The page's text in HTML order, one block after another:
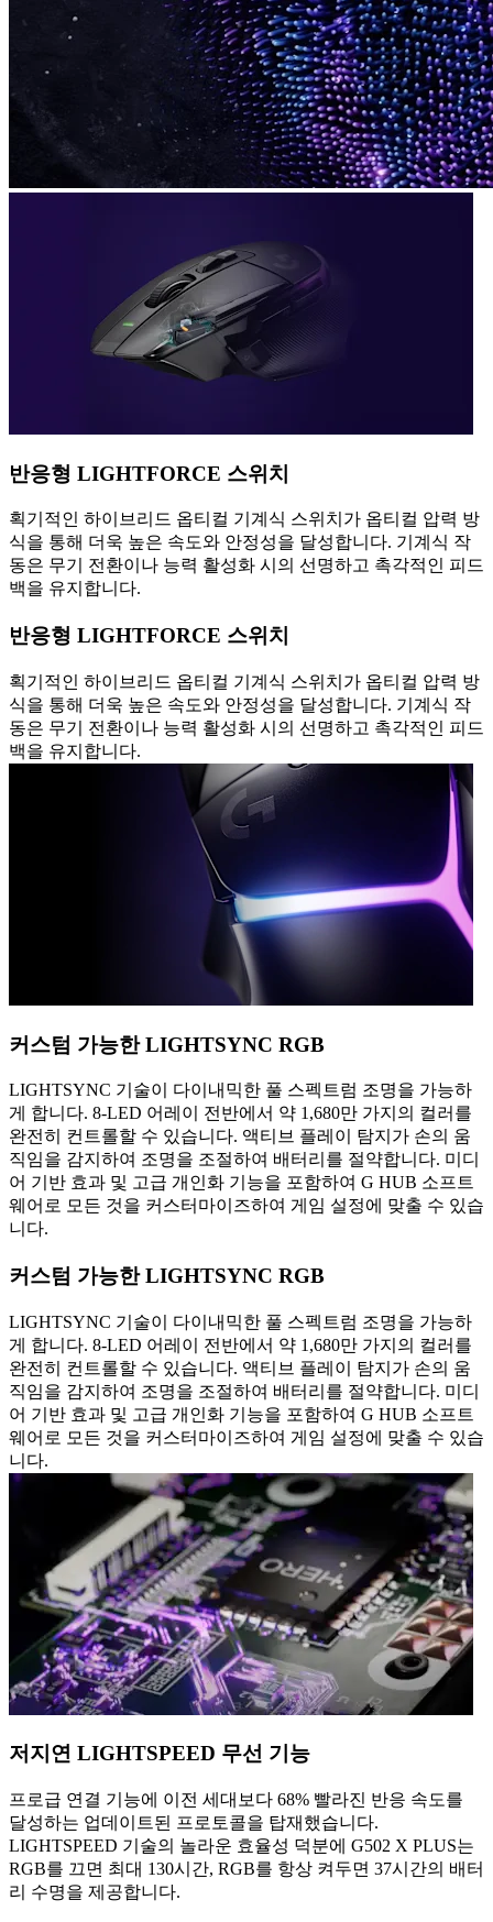
반응형 LIGHTFORCE 스위치
획기적인 하이브리드 옵티컬 기계식 스위치가 옵티컬 압력 방
식을 통해 더욱 높은 속도와 안정성을 달성합니다. 기계식 작
동은 무기 전환이나 능력 활성화 시의 선명하고 촉각적인 피드
백을 유지합니다.
반응형 LIGHTFORCE 스위치
획기적인 하이브리드 옵티컬 기계식 스위치가 옵티컬 압력 방
식을 통해 더욱 높은 속도와 안정성을 달성합니다. 기계식 작
동은 무기 전환이나 능력 활성화 시의 선명하고 촉각적인 피드
백을 유지합니다.
커스텀 가능한 LIGHTSYNC RGB
LIGHTSYNC 기술이 다이내믹한 풀 스펙트럼 조명을 가능하
게 합니다. 8-LED 어레이 전반에서 약 1,680만 가지의 컬러를
완전히 컨트롤할 수 있습니다. 액티브 플레이 탐지가 손의 움
직임을 감지하여 조명을 조절하여 배터리를 절약합니다. 미디
어 기반 효과 및 고급 개인화 기능을 포함하여 G HUB 소프트
웨어로 모든 것을 커스터마이즈하여 게임 설정에 맞출 수 있습
니다.
커스텀 가능한 LIGHTSYNC RGB
LIGHTSYNC 기술이 다이내믹한 풀 스펙트럼 조명을 가능하
게 합니다. 8-LED 어레이 전반에서 약 1,680만 가지의 컬러를
완전히 컨트롤할 수 있습니다. 액티브 플레이 탐지가 손의 움
직임을 감지하여 조명을 조절하여 배터리를 절약합니다. 미디
어 기반 효과 및 고급 개인화 기능을 포함하여 G HUB 소프트
웨어로 모든 것을 커스터마이즈하여 게임 설정에 맞출 수 있습
니다.
저지연 LIGHTSPEED 무선 기능
프로급 연결 기능에 이전 세대보다 68% 빨라진 반응 속도를
달성하는 업데이트된 프로토콜을 탑재했습니다.
LIGHTSPEED 기술의 놀라운 효율성 덕분에 G502 X PLUS는
RGB를 끄면 최대 130시간, RGB를 항상 켜두면 37시간의 배터
리 수명을 제공합니다.